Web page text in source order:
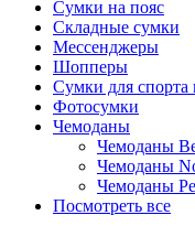
Сумки на пояс
Складные сумки
Мессенджеры
Шопперы
Сумки для спорта
Фотосумки
Чемоданы
Чемоданы
Чемоданы
Чемоданы
Посмотреть все